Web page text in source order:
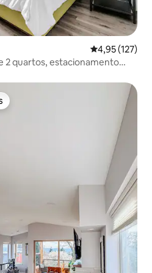
4,95 de uma
4,95 (127)
2 quartos, estacionamento
dos hóspedes